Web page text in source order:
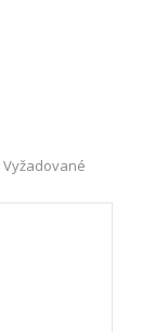
Vyžadované